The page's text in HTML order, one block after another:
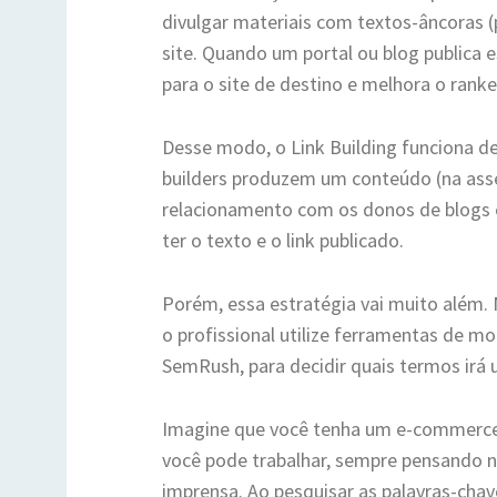
divulgar materiais com textos-âncoras
site. Quando um portal ou blog publica
para o site de destino e melhora o
Desse modo, o Link Building funciona
builders produzem um conteúdo (na
relacionamento com os donos de
ter o texto e o link publicado.
Porém, essa estratégia vai muito além.
o profissional utilize ferramentas de
SemRush, para decidir quais termos irá
Imagine que você tenha um e-
você pode trabalhar, sempre pensando
imprensa. Ao pesquisar as palavras-